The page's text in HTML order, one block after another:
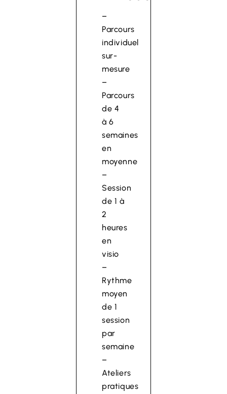
–
Parcours
individuel
sur-
mesure
–
Parcours
de 4
à 6
semaines
en
moyenne
–
Session
de 1 à
2
heures
en
visio
–
Rythme
moyen
de 1
session
par
semaine
–
Ateliers
pratiques